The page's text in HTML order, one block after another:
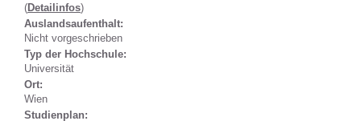
(Detailinfos)
Auslandsaufenthalt:
Nicht vorgeschrieben
Typ der Hochschule:
Universität
Ort:
Wien
Studienplan: